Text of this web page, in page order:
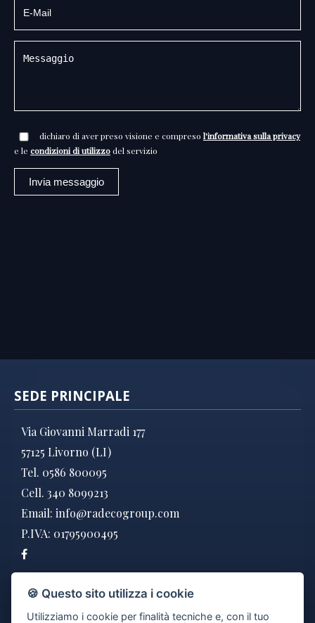
dichiaro di aver preso visione e compreso l'informativa sulla privacy
e le condizioni di utilizzodel servizio
SEDE PRINCIPALE
Via Giovanni Marradi 177
57125 Livorno (LI)
Tel. 0586 800095
Cell. 340 8099213
Email: info@radecogroup.com
P.IVA: 01795900495
DOVE SIAMO
🍪 Questo sito utilizza i cookie
Utilizziamo i cookie per finalità tecniche e, con il tuo